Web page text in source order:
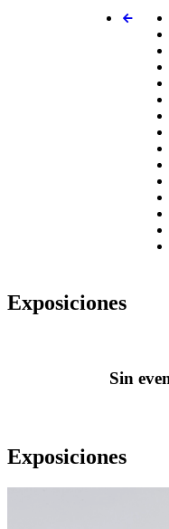
Exposiciones
Sin
Exposiciones